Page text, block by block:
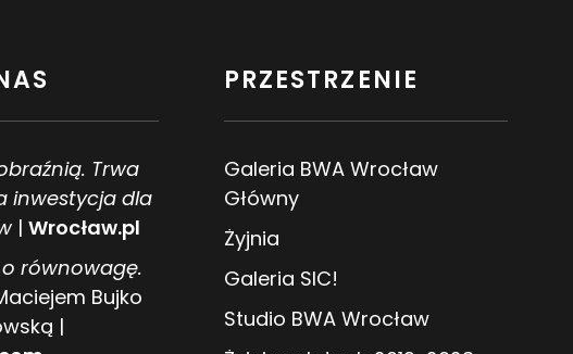
Trwa
inwestycja dla
| Wrocław.pl
równowagę.
Bujko
|
PRZESTRZENIE
Galeria BWA Wrocław
Główny
Żyjnia
Galeria SIC!
Studio BWA Wrocław